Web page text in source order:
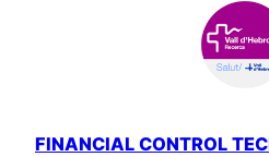
FINANCIAL CONTROL